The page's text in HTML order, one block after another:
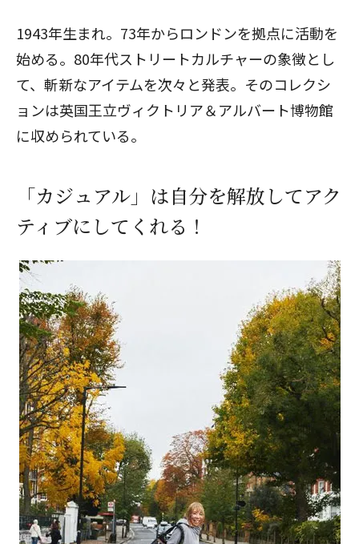
1943年生まれ。73年からロンドンを拠点に活動を
始める。80年代ストリートカルチャーの象徴とし
て、斬新なアイテムを次々と発表。そのコレクシ
ョンは英国王立ヴィクトリア＆アルバート博物館
に収められている。
「カジュアル」は自分を解放してアク
ティブにしてくれる！